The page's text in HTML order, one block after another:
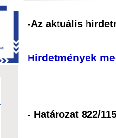
-Az aktuális
Hirdetmények
- Határozat 822/